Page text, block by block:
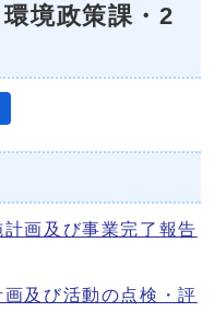
境政策課・2
画及び事業完了報告
及び活動の点検・評